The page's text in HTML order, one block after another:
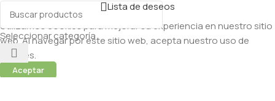
Seleccionar categoría
Lista de deseos
Utilizamos cookies para mejorar su experiencia en nuestro sitio
web. Al navegar por este sitio web, acepta nuestro uso de
cookies.
Aceptar